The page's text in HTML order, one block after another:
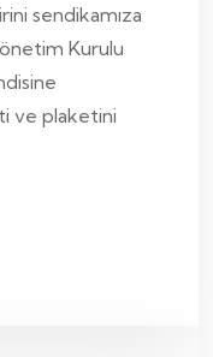
sendikamıza
Kurulu
ve plaketini